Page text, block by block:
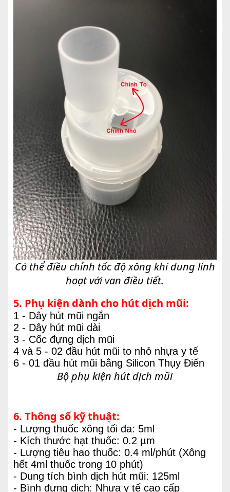
Có thể điều chỉnh tốc độ xông khí dung linh
hoạt với van điều tiết.
5. Phụ kiện dành cho hút dịch mũi:
1 - Dây hút mũi ngắn
2 - Dây hút mũi dài
3 - Cốc đựng dịch mũi
4 và 5 - 02 đầu hút mũi to nhỏ nhựa y tế
6 - 01 đầu hút mũi bằng Silicon Thụy Điển
Bộ phụ kiện hút dịch mũi
6. Thông số kỹ thuật:
- Lượng thuốc xông tối đa: 5ml
- Kích thước hạt thuốc: 0.2 µm
- Lượng tiêu hao thuốc: 0.4 ml/phút (Xông
hết 4ml thuốc trong 10 phút)
- Dung tích bình dịch hút mũi: 125ml
- Bình đựng dịch: Nhựa y tế cao cấp